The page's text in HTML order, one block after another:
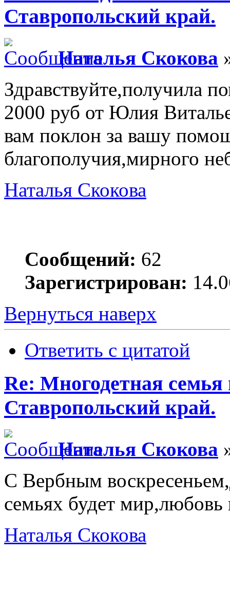
Ставропольский край.
Наталья Скокова
Здравствуйте,получила
2000 руб от Юлия
вам поклон за вашу
благополучия,мирного
Наталья Скокова
Сообщений: 62
Зарегистрирован:
Вернуться наверх
Ответить с цитатой
Re: Многодетная
Ставропольский край.
Наталья Скокова
С Вербным
семьях будет мир,любовь
Наталья Скокова